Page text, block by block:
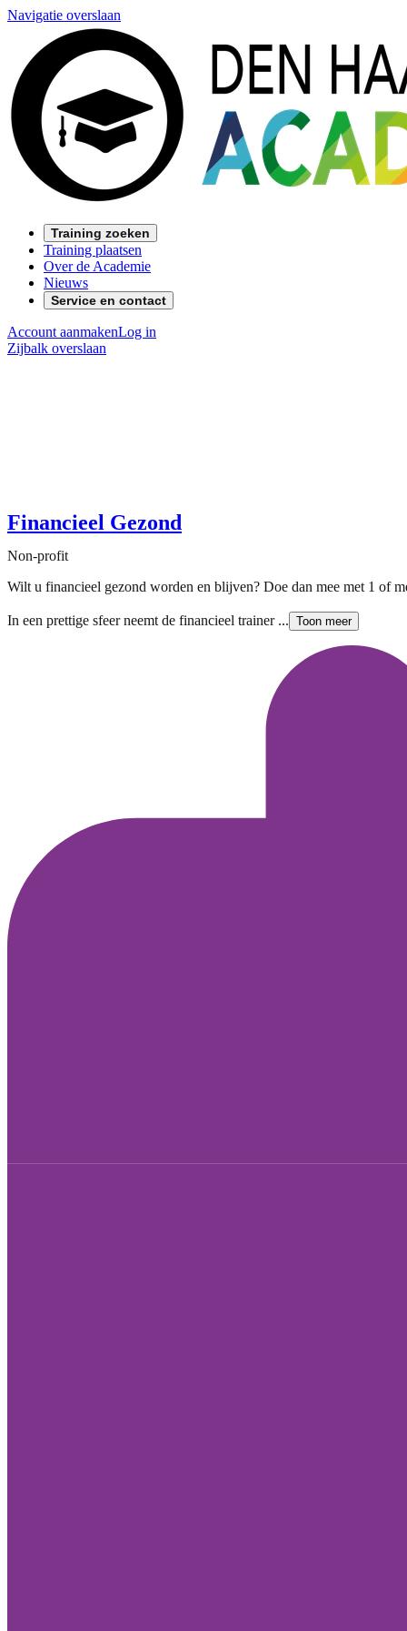
Navigatie overslaan
Training zoeken
Training plaatsen
Over de Academie
Nieuws
Service en contact
Account aanmakenLog in
Zijbalk overslaan
Financieel Gezond
Non-profit
Wilt u financieel gezond worden en blijven? Doe dan mee met 1 of
In een prettige sfeer neemt de financieel trainer ... Toon meer